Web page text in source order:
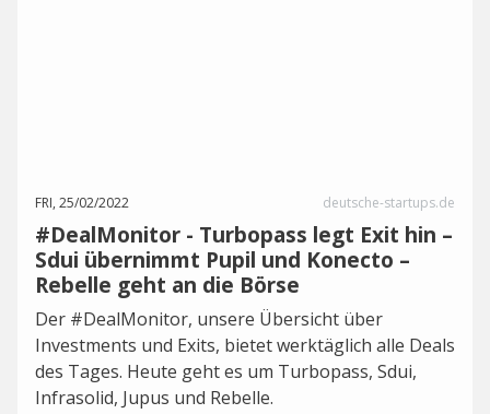
FRI, 25/02/2022 deutsche-startups.de
#DealMonitor - Turbopass legt Exit hin –
Sdui übernimmt Pupil und Konecto –
Rebelle geht an die Börse
Der #DealMonitor, unsere Übersicht über
Investments und Exits, bietet werktäglich alle Deals
des Tages. Heute geht es um Turbopass, Sdui,
Infrasolid, Jupus und Rebelle.